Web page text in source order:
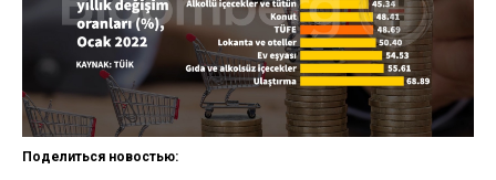
Поделиться новостью: